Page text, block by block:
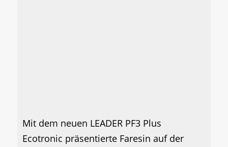
Mit dem neuen LEADER PF3 Plus
Ecotronic präsentierte Faresin auf der